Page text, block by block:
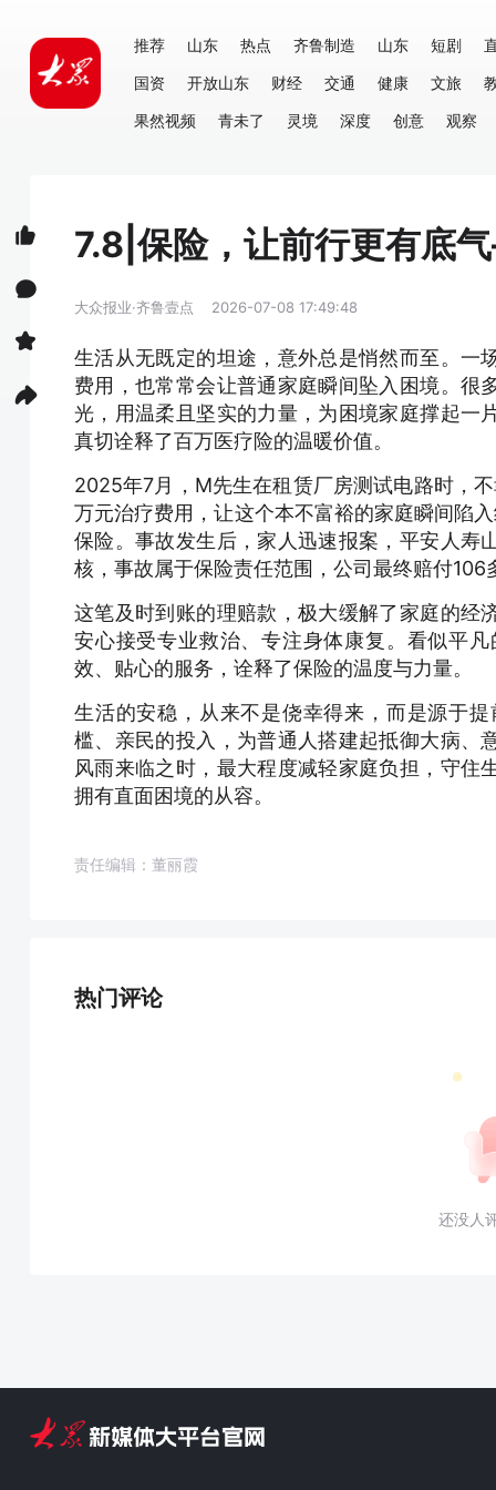
推荐 山东 热点 齐鲁制造 山东 短剧
国资
开放山东 财经 交通 健康 文旅
果然视频
青未了 灵境 深度 创意 观察
7.8|保险，让前行更有底
大众报业·齐鲁壹点 2026-07-08 17:49:48
生活从无既定的坦途，意外总是悄然而至。一
费用，也常常会让普通家庭瞬间坠入困境。很
光，用温柔且坚实的力量，为困境家庭撑起一
真切诠释了百万医疗险的温暖价值。
2025年7月，M先生在租赁厂房测试电路时，
万元治疗费用，让这个本不富裕的家庭瞬间陷
保险。事故发生后，家人迅速报案，平安人寿
核，事故属于保险责任范围，公司最终赔付106
这笔及时到账的理赔款，极大缓解了家庭的经
安心接受专业救治、专注身体康复。看似平
效、贴心的服务，诠释了保险的温度与力量。
生活的安稳，从来不是侥幸得来，而是源于
槛、亲民的投入，为普通人搭建起抵御大病、
风雨来临之时，最大程度减轻家庭负担，守住
拥有直面困境的从容。
责任编辑：董丽霞
热门评论
还没人